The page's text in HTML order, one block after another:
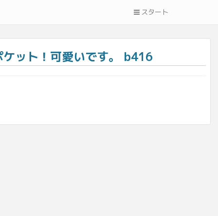
スタート
ット！可愛いです。 b416